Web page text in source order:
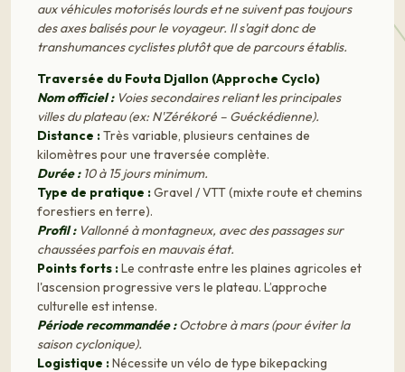
aux véhicules motorisés lourds et ne suivent pas toujours
des axes balisés pour le voyageur. Il s'agit donc de
transhumances cyclistes plutôt que de parcours établis.
Traversée du Fouta Djallon (Approche Cyclo)
Nom officiel :Voies secondaires reliant les principales
villes du plateau (ex: N'Zérékoré – Guéckédienne).
Distance :Très variable, plusieurs centaines de
kilomètres pour une traversée complète.
Durée :10 à 15 jours minimum.
Type de pratique :Gravel / VTT (mixte route et chemins
forestiers en terre).
Profil :Vallonné à montagneux, avec des passages sur
chaussées parfois en mauvais état.
Points forts :Le contraste entre les plaines agricoles et
l'ascension progressive vers le plateau. L’approche
culturelle est intense.
Période recommandée :Octobre à mars (pour éviter la
saison cyclonique).
Logistique :Nécessite un vélo de type bikepacking